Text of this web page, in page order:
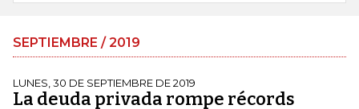
SEPTIEMBRE / 2019
LUNES, 30 DE SEPTIEMBRE DE 2019
La deuda privada rompe récords